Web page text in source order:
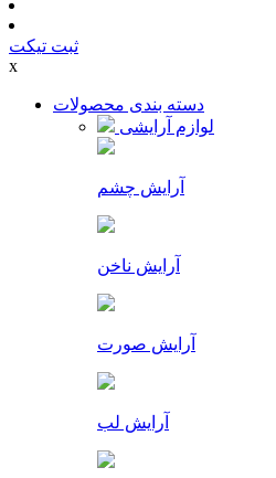
ثبت تیکت
x
دسته بندی محصولات
لوازم آرایشی
آرایش چشم
آرایش ناخن
آرایش صورت
آرایش لب